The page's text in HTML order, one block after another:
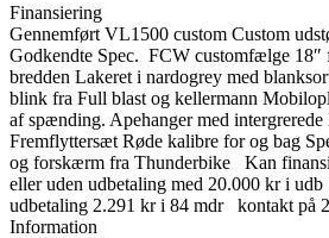
Finansiering
Gennemført VL1500 custom Custom
Godkendte Spec. FCW customfælge 18″
bredden Lakeret i nardogrey med
blink fra Full blast og kellermann
af spænding. Apehanger med
Fremflyttersæt Røde kalibre for og bag
og forskærm fra Thunderbike Kan
eller uden udbetaling med 20.000 kr i
udbetaling 2.291 kr i 84 mdr kontakt på
Information